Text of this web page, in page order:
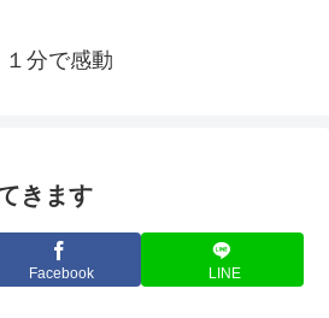
１分で感動
きます
Facebook LINE